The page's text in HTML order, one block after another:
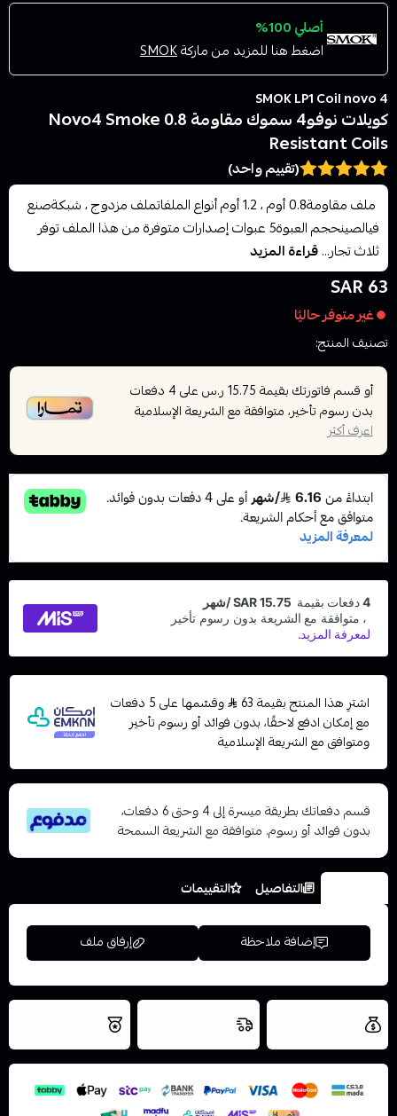
أصلي 100%
اضغط هنا للمزيد من ماركةSMOK
SMOK LP1 Coil novo 4
كويلات نوفو4 سموك مقاومة 0.8 Novo4 Smoke
Resistant Coils
(تقييم واحد)
ملف مقاومة0.8 أوم ، 1.2 أوم أنواع الملفاتملف مزدوج ، شبكةصنع
فيالصينحجم العبوة5 عبوات إصدارات متوفرة من هذا الملف توفر
ثلاث تجار...قراءة المزيد
63 SAR
غير متوفر حاليًا
تصنيف المنتج:
أو قسم فاتورتك بقيمة 15.75 ر.س على4 دفعات
بدون رسوم تأخير، متوافقة مع الشريعة الإسلامية
اعرف أكثر
اشترِ هذا المنتج بقيمة 63
وقسّمها على 5 دفعات
مع إمكان ادفع لاحقًا، بدون فوائد أو رسوم تأخير
ومتوافق مع الشريعة الإسلامية
قسم دفعاتك بطريقة ميسرة إلى 4 وحتى 6 دفعات،
بدون فوائد أو رسوم. متوافقة مع الشريعة السمحة
التفاصيل التقييمات
إضافة ملاحظة إرفاق ملف
اسحب و افلت الملف هنا
استعراض
نتميز بلجودة